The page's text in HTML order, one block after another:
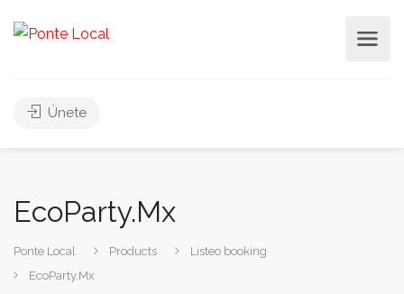
Únete
EcoParty.Mx
Ponte Local Products
Listeo booking
EcoParty.Mx